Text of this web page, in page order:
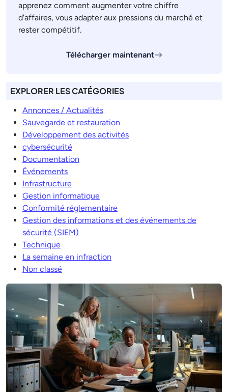
apprenez comment augmenter votre chiffre
d'affaires, vous adapter aux pressions du marché et
rester compétitif.
Télécharger maintenant
EXPLORER LES CATÉGORIES
Annonces / Actualités
Sauvegarde et restauration
Développement des activités
cybersécurité
Documentation
Événements
Infrastructure
Gestion informatique
Conformité réglementaire
Gestion des informations et des événements de
sécurité (SIEM)
Technique
La semaine en infraction
Non classé